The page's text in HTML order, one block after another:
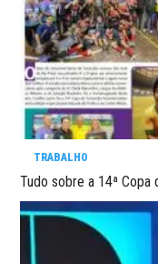
TRABALHO
Tudo sobre a 14ª